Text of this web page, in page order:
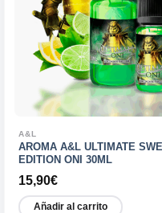
A&L
AROMA A&L ULTIMATE
EDITION ONI 30ML
15,90€
Añadir al carrito